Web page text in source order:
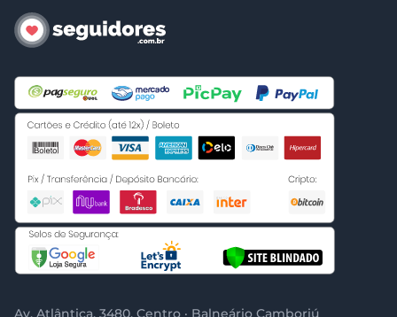
Av. Atlântica, 3480, Centro · Balneário Camboriú